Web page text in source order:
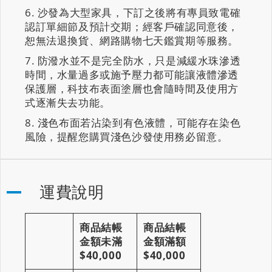
沙發為大型家具，下訂之後將有專員致電確
認訂單細節及預計交期；經客戶確認同意後，
恕無法退換貨、網路購物七天鑑賞期等服務。
防潑水並不是完全防水，只是減緩水珠滲透
時間，水量過多或施予壓力都可能讓液體滲透
保護層，科技布表面塗層也會隨時間及使用方
式逐漸失去功能。
淺色布面若沾染到有色液體，可能存在染色
風險，提醒您購買淺色沙發使用務必留意。
運費說明
商品結帳
金額未滿
$40,000
商品結帳
金額滿額
$40,000